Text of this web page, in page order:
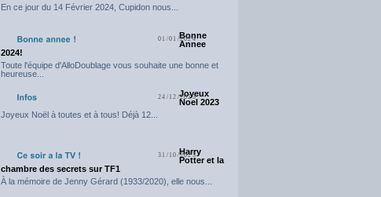
En ce jour du 14 Février 2024, Cupidon nous...
01/01/2024
Bonne
Annee
2024!
Toute l'équipe d'AlloDoublage vous souhaite une bonne et
heureuse...
24/12/2023
Joyeux
Noel 2023
Joyeux Noël à toutes et à tous! Déjà 12...
31/10/2023
Harry
Potter et la
chambre des secrets sur TF1
À la mémoire de Jenny Gérard (1933/2020), elle nous...